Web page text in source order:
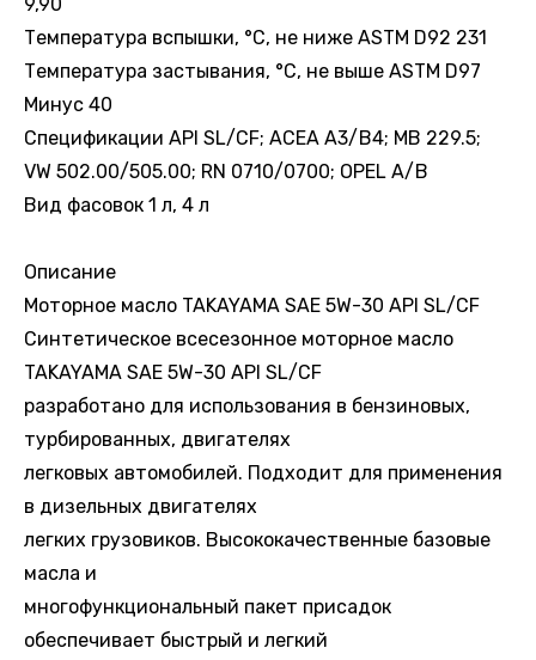
Температура вспышки, °С, не ниже ASTM D92 231
Температура застывания, °С, не выше ASTM D97
Минус 40
Спецификации API SL/CF; ACEA A3/B4; MB 229.5;
VW 502.00/505.00; RN 0710/0700; OPEL A/B
Вид фасовок 1 л, 4 л
Описание
Моторное масло TAKAYAMA SAE 5W-30 API SL/CF
Синтетическое всесезонное моторное масло
TAKAYAMA SAE 5W-30 API SL/CF
разработано для использования в бензиновых,
турбированных, двигателях
легковых автомобилей. Подходит для применения
в дизельных двигателях
легких грузовиков. Высококачественные базовые
масла и
многофункциональный пакет присадок
обеспечивает быстрый и легкий